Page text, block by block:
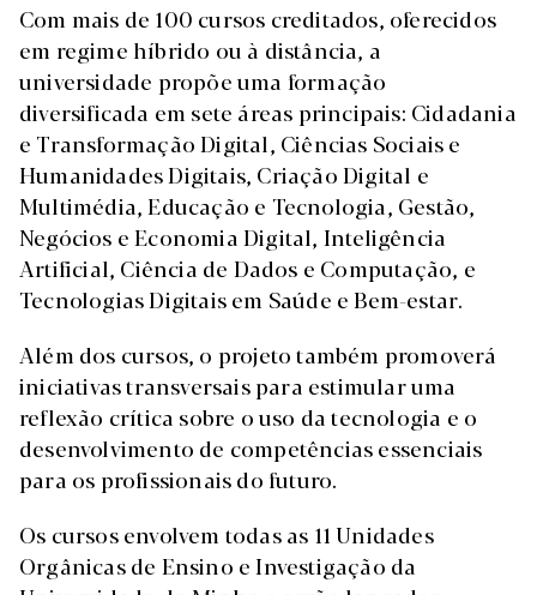
Com mais de 100 cursos creditados, oferecidos
em regime híbrido ou à distância, a
universidade propõe uma formação
diversificada em sete áreas principais: Cidadania
e Transformação Digital, Ciências Sociais e
Humanidades Digitais, Criação Digital e
Multimédia, Educação e Tecnologia, Gestão,
Negócios e Economia Digital, Inteligência
Artificial, Ciência de Dados e Computação, e
Tecnologias Digitais em Saúde e Bem-estar.
Além dos cursos, o projeto também promoverá
iniciativas transversais para estimular uma
reflexão crítica sobre o uso da tecnologia e o
desenvolvimento de competências essenciais
para os profissionais do futuro.
Os cursos envolvem todas as 11 Unidades
Orgânicas de Ensino e Investigação da